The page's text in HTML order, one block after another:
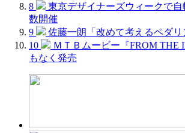
8
東京デザイナーズウィークで
数開催
9
佐藤一朗「改めて考えるペダリ
10
ＭＴＢムービー『FROM THE
もなく発売